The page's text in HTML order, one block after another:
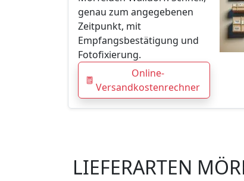
genau zum angegebenen
Zeitpunkt, mit
Empfangsbestätigung und
Fotofixierung.
Online-
Versandkostenrechner
LIEFERARTEN